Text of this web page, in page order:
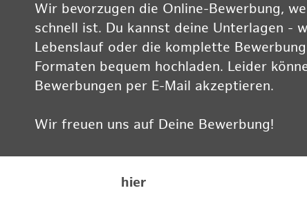
Wir bevorzugen die Online-Bewerbung,
schnell ist. Du kannst deine Unterlagen -
Lebenslauf oder die komplette
Formaten bequem hochladen. Leider
Bewerbungen per E-Mail akzeptieren.
Wir freuen uns auf Deine Bewerbung!
hier